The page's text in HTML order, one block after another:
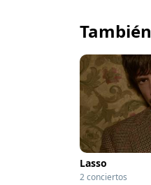
Lasso
2 conciertos